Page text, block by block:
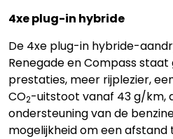
4xe plug-in hybride
De 4xe plug-in hybride-
Renegade en Compass
prestaties, meer rijplezier,
CO2-uitstoot vanaf 43 g/km,
ondersteuning van de
mogelijkheid om een